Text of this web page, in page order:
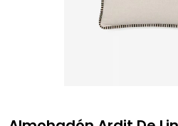
Correo electrónico